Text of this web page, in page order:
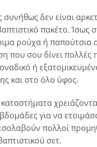
δεν είναι
πακέτο. Ίσως
ρούχα ή παπούτσια
που σου δίνει πολλές
ή
και στο όλο ύφος.
για να
πολλοί
σετ.